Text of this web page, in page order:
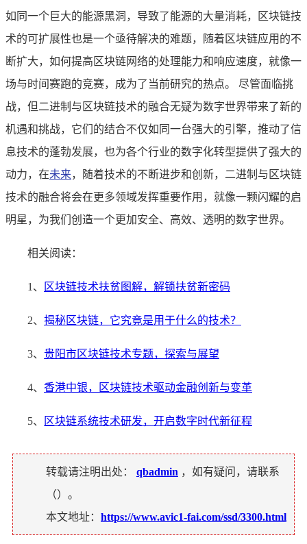
如同一个巨大的能源黑洞，导致了能源的大量消耗，区块链技
术的可扩展性也是一个亟待解决的难题，随着区块链应用的不
断扩大，如何提高区块链网络的处理能力和响应速度，就像一
场与时间赛跑的竞赛，成为了当前研究的热点。 尽管面临挑
战，但二进制与区块链技术的融合无疑为数字世界带来了新的
机遇和挑战，它们的结合不仅如同一台强大的引擎，推动了信
息技术的蓬勃发展，也为各个行业的数字化转型提供了强大的
动力，在未来，随着技术的不断进步和创新，二进制与区块链
技术的融合将会在更多领域发挥重要作用，就像一颗闪耀的启
明星，为我们创造一个更加安全、高效、透明的数字世界。
相关阅读：
1、 区块链技术扶贫图解，解锁扶贫新密码
2、 揭秘区块链，它究竟是用于什么的技术？
3、 贵阳市区块链技术专题，探索与展望
4、 香港中银，区块链技术驱动金融创新与变革
5、 区块链系统技术研发，开启数字时代新征程
转载请注明出处： qbadmin ，如有疑问，请联系
（）。
本文地址： https://www.avic1-fai.com/ssd/3300.html